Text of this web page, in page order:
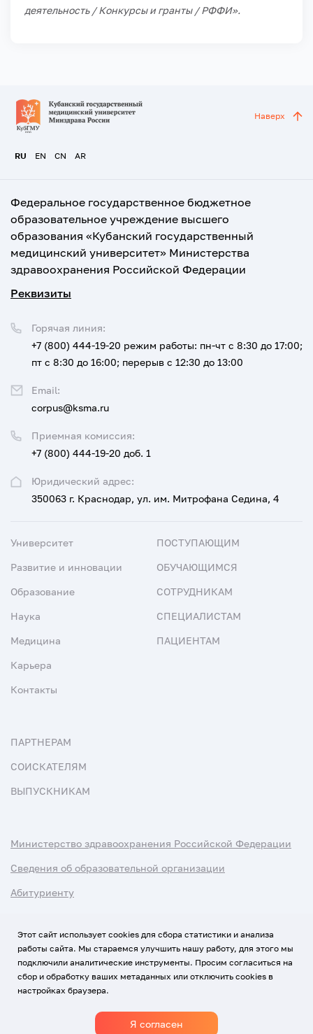
деятельность / Конкурсы и гранты / РФФИ».
RU EN CN AR
Наверх
Федеральное государственное бюджетное
образовательное учреждение высшего
образования «Кубанский государственный
медицинский университет» Министерства
здравоохранения Российской Федерации
Реквизиты
Юридический адрес:
350063 г. Краснодар, ул. им. Митрофана Седина, 4
Приемная комиссия:
+7 (800) 444-19-20 доб. 1
Горячая линия:
+7 (800) 444-19-20 режим работы: пн-чт с 8:30 до 17:00;
пт с 8:30 до 16:00; перерыв с 12:30 до 13:00
Email:
corpus@ksma.ru
Университет
Развитие и инновации
Образование
Наука
Медицина
Карьера
Контакты
ПОСТУПАЮЩИМ
ОБУЧАЮЩИМСЯ
СОТРУДНИКАМ
СПЕЦИАЛИСТАМ
ПАЦИЕНТАМ
ПАРТНЕРАМ
СОИСКАТЕЛЯМ
ВЫПУСКНИКАМ
Министерство здравоохранения Российской Федерации
Сведения об образовательной организации
Абитуриенту
Использование Cookies
Политика обработки персональных данных
Этот сайт использует cookies для сбора статистики и анализа
работы сайта. Мы стараемся улучшить нашу работу, для этого мы
подключили аналитические инструменты. Просим согласиться на
сбор и обработку ваших метаданных или отключить cookies в
настройках браузера.
Я согласен